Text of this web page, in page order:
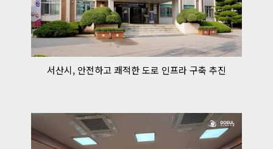
서산시, 안전하고 쾌적한 도로 인프라 구축 추진